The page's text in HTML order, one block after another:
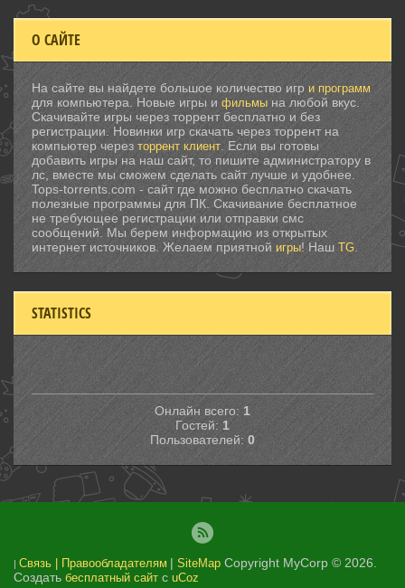
О САЙТЕ
На сайте вы найдете большое количество игр и программ
для компьютера. Новые игры и фильмы на любой вкус.
Скачивайте игры через торрент бесплатно и без
регистрации. Новинки игр скачать через торрент на
компьютер через торрент клиент . Если вы готовы
добавить игры на наш сайт, то пишите администратору в
лс, вместе мы сможем сделать сайт лучше и удобнее.
Tops-torrents.com - сайт где можно бесплатно скачать
полезные программы для ПК. Скачивание бесплатное
не требующее регистрации или отправки смс
сообщений. Мы берем информацию из открытых
интернет источников. Желаем приятной игры! Наш TG
STATISTICS
Онлайн всего: 1
Гостей: 1
Пользователей: 0
| Связь | Правообладателям | SiteMap Copyright MyCorp © 2026
Создать бесплатный сайт с uCoz